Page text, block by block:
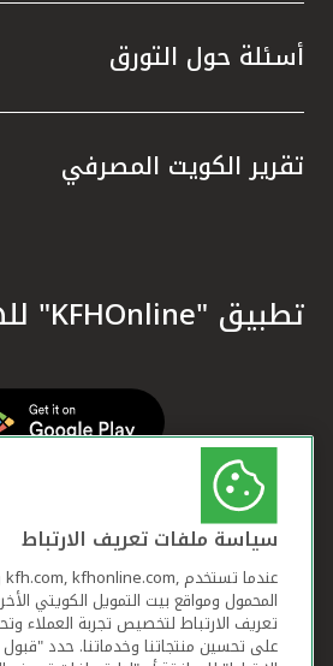
أسئلة حول التورق
تقرير الكويت المصرفي
تطبيق "KFHOnline" للهواتف الذكية
سياسة ملفات تعريف الارتباط
المحمول ومواقع بيت التمويل الكويتي
تعريف الارتباط لتخصيص تجربة العملاء
على تحسين منتجاتنا وخدماتنا. حدد